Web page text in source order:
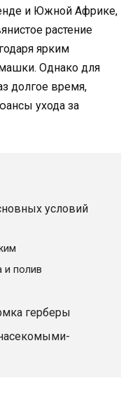
и Южной Африке,
растение
ярким
Однако для
долгое время,
ухода за
условий
и полив
герберы